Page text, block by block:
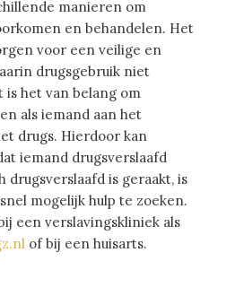
manieren om
en behandelen. Het
voor een veilige en
drugsgebruik niet
is het van belang om
als iemand aan het
drugs. Hierdoor kan
iemand drugsverslaafd
drugsverslaafd is geraakt, is
mogelijk hulp te zoeken.
een verslavingskliniek als
of bij een huisarts.